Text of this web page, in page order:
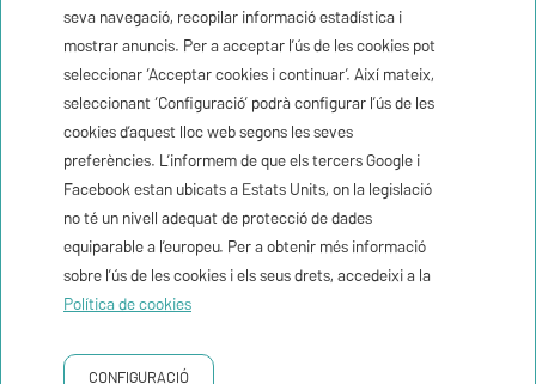
El temps 30ºC
Contacte
Newsletter
Condicions de reserva
POLÍTICA DE PRIVACITAT POLÍTICA DE COOKIES
seva navegació, recopilar informació estadística i
mostrar anuncis. Per a acceptar l’ús de les cookies pot
seleccionar ‘Acceptar cookies i continuar’. Així mateix,
seleccionant ‘Configuració’ podrà configurar l’ús de les
cookies d’aquest lloc web segons les seves
preferències. L’informem de que els tercers Google i
Facebook estan ubicats a Estats Units, on la legislació
no té un nivell adequat de protecció de dades
equiparable a l’europeu. Per a obtenir més informació
sobre l’ús de les cookies i els seus drets, accedeixi a la
Política de cookies
CONFIGURACIÓ